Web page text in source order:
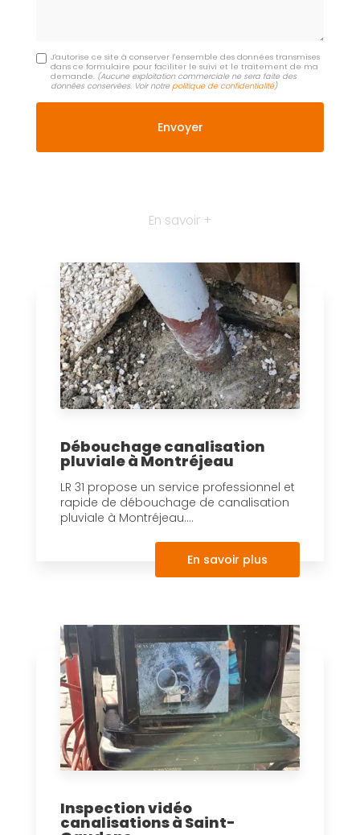
J'autorise ce site à conserver l'ensemble des données transmises
dans ce formulaire pour faciliter le suivi et le traitement de ma
demande. (Aucune exploitation commerciale ne sera faite des
données conservées. Voir notrepolitique de confidentialité)
En savoir +
Débouchage canalisation
pluviale à Montréjeau
LR 31 propose un service professionnel et
rapide de débouchage de canalisation
pluviale à Montréjeau....
En savoir plus
Inspection vidéo
canalisations à Saint-